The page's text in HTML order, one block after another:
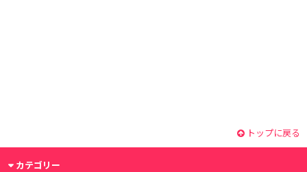
トップに戻る
カテゴリー